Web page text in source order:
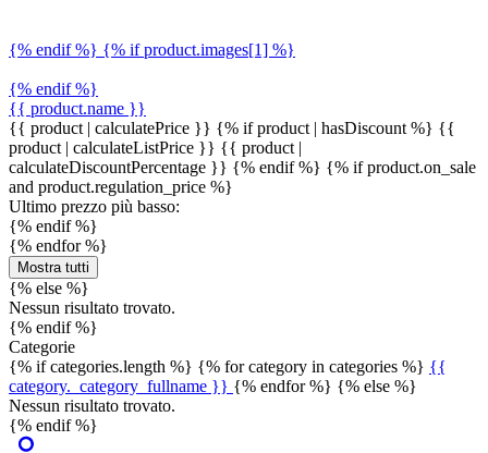
{% endif %} {% if product.images[1] %}
{% endif %}
{{ product.name }}
{{ product | calculatePrice }} {% if product | hasDiscount %} {{
product | calculateListPrice }} {{ product |
calculateDiscountPercentage }} {% endif %} {% if product.on_sale
and product.regulation_price %}
Ultimo prezzo più basso:
{% endif %}
{% endfor %}
Mostra tutti
{% else %}
Nessun risultato trovato.
{% endif %}
Categorie
{% if categories.length %} {% for category in categories %} {{
category._category_fullname }} {% endfor %} {% else %}
Nessun risultato trovato.
{% endif %}